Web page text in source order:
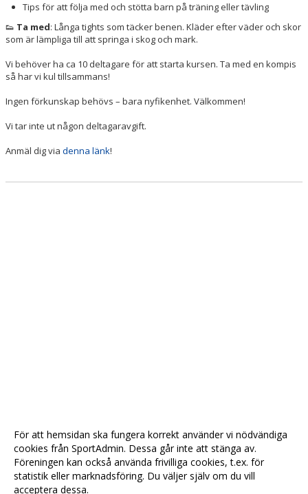
Tips för att följa med och stötta barn på träning eller tävling
👟 Ta med: Långa tights som täcker benen. Kläder efter väder och skor
som är lämpliga till att springa i skog och mark.
Vi behöver ha ca 10 deltagare för att starta kursen. Ta med en kompis
så har vi kul tillsammans!
Ingen förkunskap behövs – bara nyfikenhet. Välkommen!
Vi tar inte ut någon deltagaravgift.
Anmäl dig via denna länk!
För att hemsidan ska fungera korrekt använder vi nödvändiga
cookies från SportAdmin. Dessa går inte att stänga av.
Föreningen kan också använda frivilliga cookies, t.ex. för
statistik eller marknadsföring. Du väljer själv om du vill
acceptera dessa.